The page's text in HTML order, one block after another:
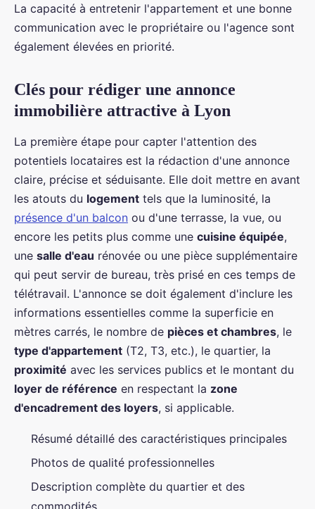
La capacité à entretenir l'appartement et une bonne
communication avec le propriétaire ou l'agence sont
également élevées en priorité.
Clés pour rédiger une annonce
immobilière attractive à Lyon
La première étape pour capter l'attention des
potentiels locataires est la rédaction d'une annonce
claire, précise et séduisante. Elle doit mettre en avant
les atouts du logement tels que la luminosité, la
présence d'un balcon ou d'une terrasse, la vue, ou
encore les petits plus comme une cuisine équipée,
une salle d'eau rénovée ou une pièce supplémentaire
qui peut servir de bureau, très prisé en ces temps de
télétravail. L'annonce se doit également d'inclure les
informations essentielles comme la superficie en
mètres carrés, le nombre de pièces et chambres, le
type d'appartement (T2, T3, etc.), le quartier, la
proximité avec les services publics et le montant du
loyer de référence en respectant la zone
d'encadrement des loyers, si applicable.
Résumé détaillé des caractéristiques principales
Photos de qualité professionnelles
Description complète du quartier et des